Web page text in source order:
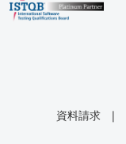
資料請求 |